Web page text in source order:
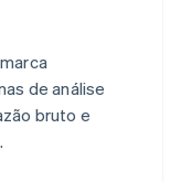
de análise
bruto e